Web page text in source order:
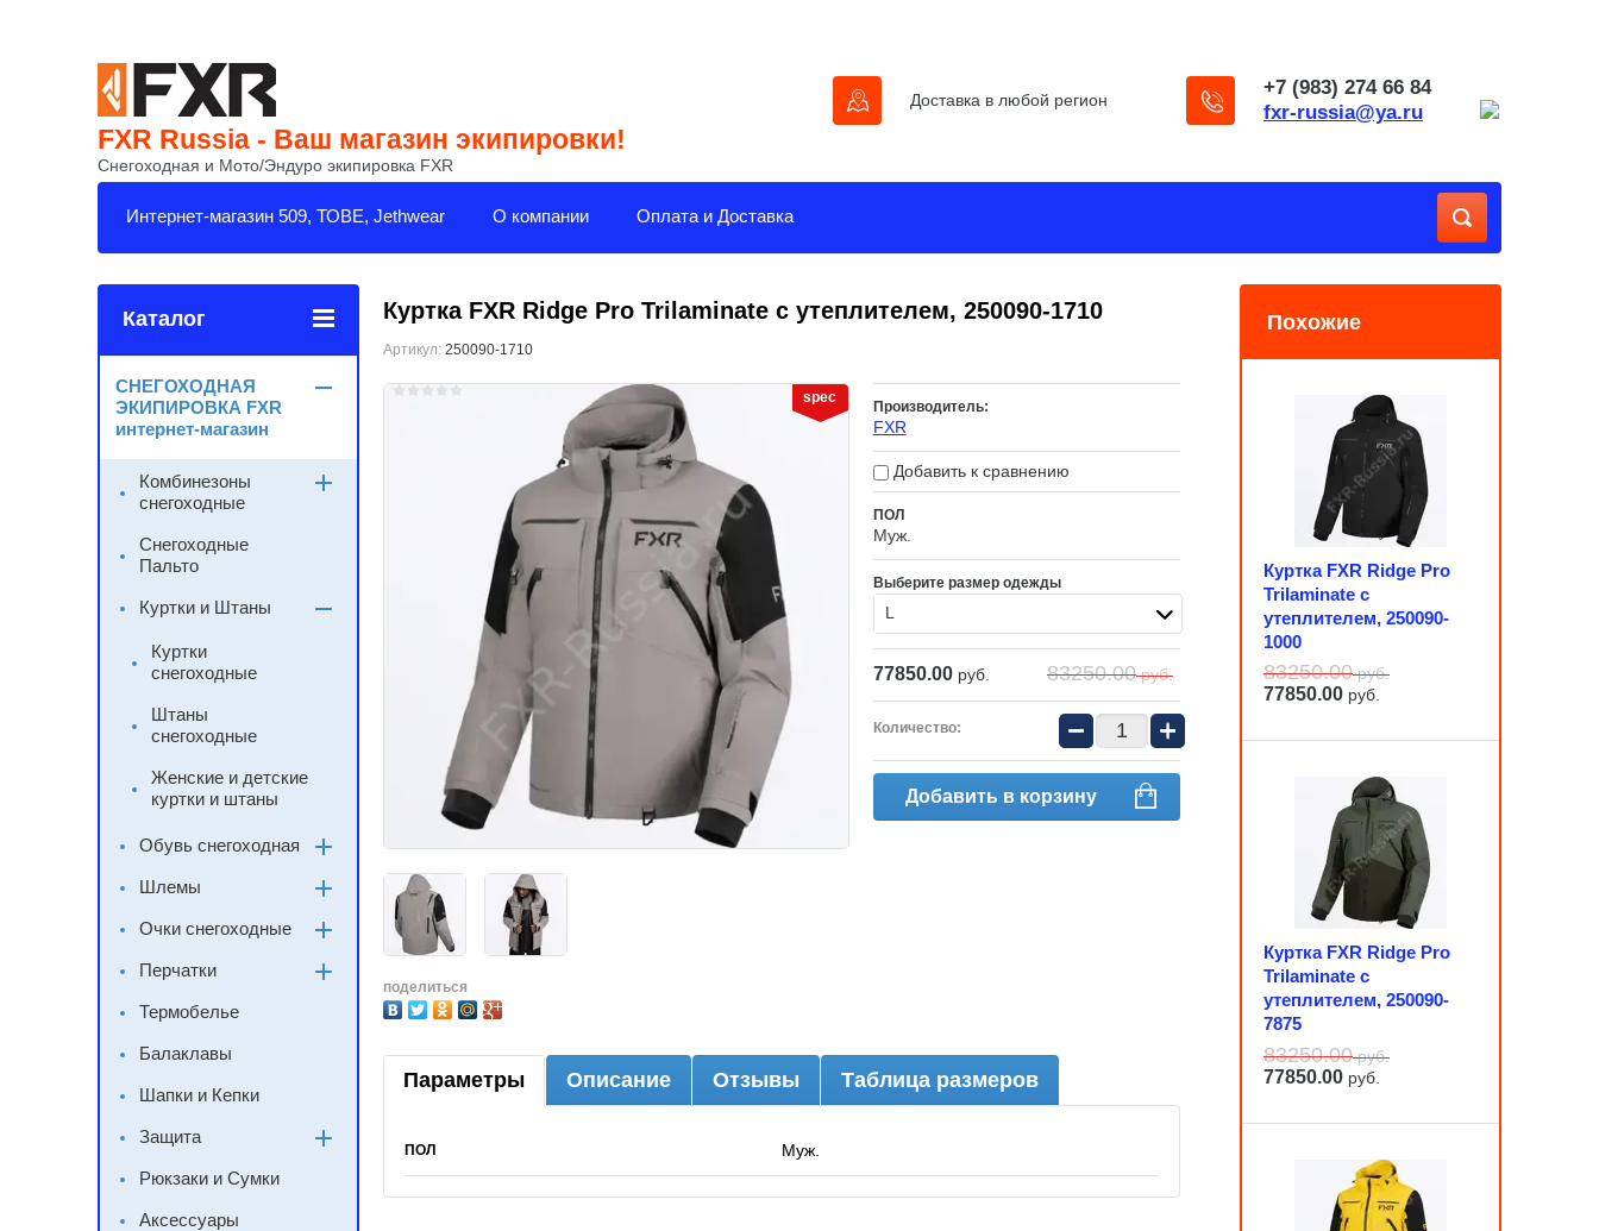
FXR Russia - Ваш магазин экипировки!
Снегоходная и Мото/Эндуро экипировка FXR
+7 (983) 274 66 84
fxr-russia@ya.ru
Доставка в любой регион
Интернет-магазин 509, ТОВЕ, Jethwear О компании Оплата и Доставка
Куртка FXR Ridge Pro Trilaminate с утеплителем, 250090-1710
Артикул: 250090-1710
spec
поделиться
Производитель:
FXR
Добавить к сравнению
ПОЛ
Муж.
Выберите размер одежды
L
77850.00 руб. 83250.00руб.
Количество: − +
Добавить в корзину
Параметры Описание Отзывы Таблица размеров
ПОЛ Муж.
Каталог
СНЕГОХОДНАЯ
ЭКИПИРОВКА FXR
интернет-магазин
Комбинезоны
снегоходные
Снегоходные
Пальто
Куртки и Штаны
Куртки
снегоходные
Штаны
снегоходные
Женские и детские
куртки и штаны
Обувь снегоходная
Шлемы
Очки снегоходные
Перчатки
Термобелье
Балаклавы
Шапки и Кепки
Защита
Рюкзаки и Сумки
Аксессуары
Похожие
Куртка FXR Ridge Pro
Trilaminate с
утеплителем, 250090-
1000
83250.00руб.
77850.00 руб.
Куртка FXR Ridge Pro
Trilaminate с
утеплителем, 250090-
7875
83250.00руб.
77850.00 руб.